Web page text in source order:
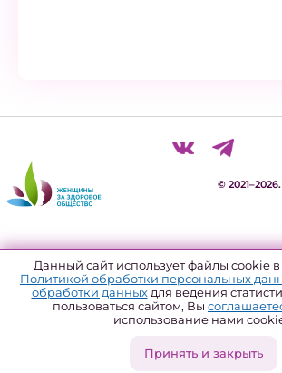
©
Политика конфиденциальности
Согласие на обработку
Политика использования файлов куки
Данный сайт использует файлы cookie в
Политикой обработки персональных
обработки данныхдля ведения
пользоваться сайтом, Вы
использование нами
Принять и закрыть